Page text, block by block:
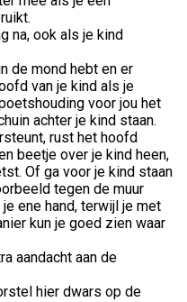
na, ook als je kind
de mond hebt en er
van je kind als je
voor jou het
achter je kind staan.
rust het hoofd
beetje over je kind heen,
Of ga voor je kind staan
tegen de muur
ene hand, terwijl je met
kun je goed zien waar
aandacht aan de
hier dwars op de